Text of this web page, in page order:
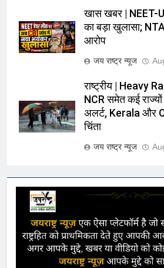
खास खबर | NEET-
का बड़ा खुलासा;
आरोप
जय राष्ट्र न्यूज
राष्ट्रीय | Heavy
NCR समेत कई राज्यों
अलर्ट, Kerala और
चिंता
जय राष्ट्र न्यूज